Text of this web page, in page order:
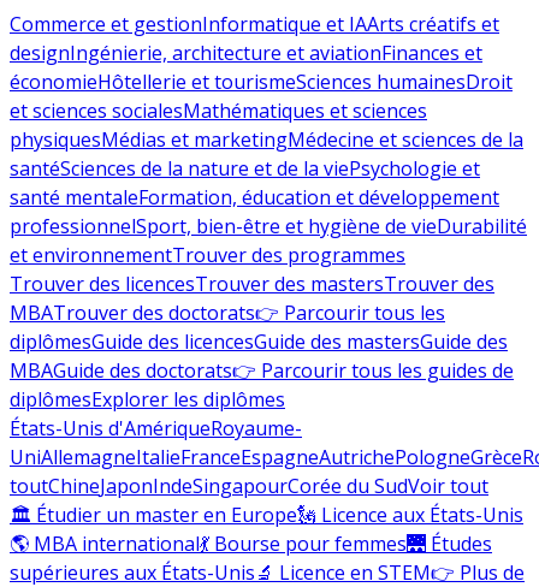
Commerce et gestionInformatique et IAArts créatifs et
designIngénierie, architecture et aviationFinances et
économieHôtellerie et tourismeSciences humainesDroit
et sciences socialesMathématiques et sciences
physiquesMédias et marketingMédecine et sciences de la
santéSciences de la nature et de la viePsychologie et
santé mentaleFormation, éducation et développement
professionnelSport, bien-être et hygiène de vieDurabilité
et environnementTrouver des programmes
Trouver des licencesTrouver des mastersTrouver des
MBATrouver des doctorats👉 Parcourir tous les
diplômesGuide des licencesGuide des mastersGuide des
MBAGuide des doctorats👉 Parcourir tous les guides de
diplômesExplorer les diplômes
États-Unis d'AmériqueRoyaume-
UniAllemagneItalieFranceEspagneAutrichePologneGrèce
toutChineJaponIndeSingapourCorée du SudVoir tout
🏛 Étudier un master en Europe🗽 Licence aux États-Unis
🌎 MBA international💃 Bourse pour femmes🌉 Études
supérieures aux États-Unis🔬 Licence en STEM👉 Plus de